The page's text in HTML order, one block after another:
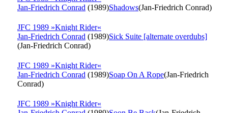
Jan-Friedrich Conrad (1989)Shadows(Jan-Friedrich Conrad)
JFC 1989 »Knight Rider«
Jan-Friedrich Conrad (1989)Sick Suite [alternate overdubs]
(Jan-Friedrich Conrad)
JFC 1989 »Knight Rider«
Jan-Friedrich Conrad (1989)Soap On A Rope(Jan-Friedrich
Conrad)
JFC 1989 »Knight Rider«